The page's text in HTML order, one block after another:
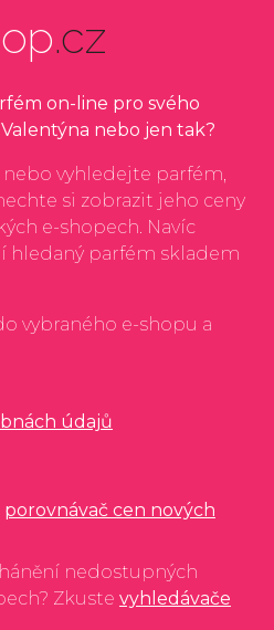
.cz
on-line pro svého
nebo jen tak?
vyhledejte parfém,
si zobrazit jeho ceny
e-shopech. Navíc
hledaný parfém skladem
vybraného e-shopu a
údajů
porovnávač cen nových
nedostupných
Zkuste vyhledávače